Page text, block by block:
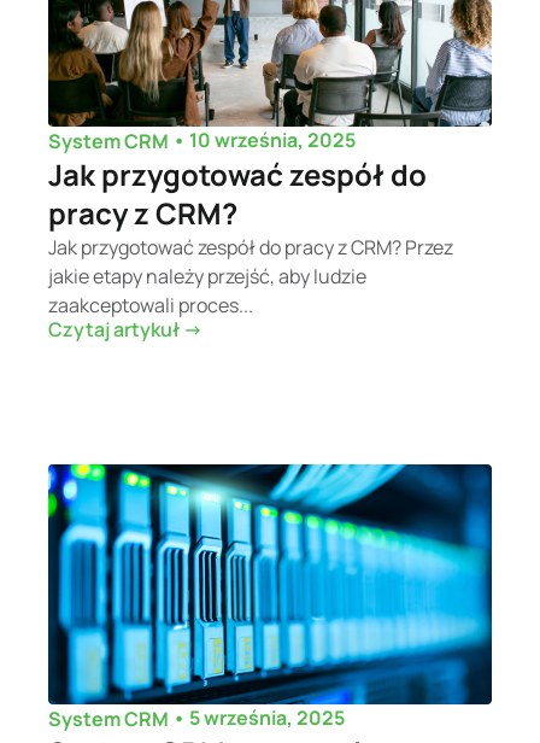
System CRM • 10 września, 2025
Jak przygotować zespół do
pracy z CRM?
Jak przygotować zespół do pracy z CRM? Przez
jakie etapy należy przejść, aby ludzie
zaakceptowali proces...
Czytaj artykuł ->
System CRM • 5 września, 2025